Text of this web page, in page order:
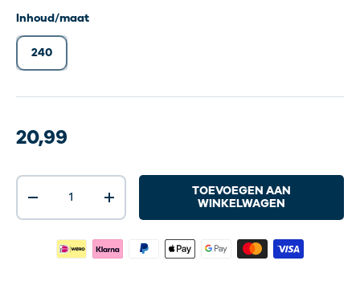
Inhoud/maat
240
20,99
Aantal
-
+
TOEVOEGEN AAN
WINKELWAGEN